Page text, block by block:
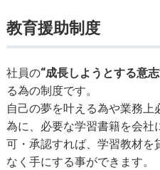
教育援助制度
社員の“成長しようとする意志
る為の制度です。
自己の夢を叶える為や業務
為に、必要な学習書籍を会社
可・承認すれば、学習教材を
なく手にする事ができます。